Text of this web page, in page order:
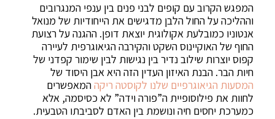
המפגש הקרוב עם קופים לבני פנים בין ענפי המנגרובים
וההליכה על החול הלבן מדגישים את הייחודיות של מנואל
אנטוניו כמובלעת אקולוגית יוצאת דופן. ההגנה על רצועת
החוף של האוקיינוס השקט והקירבה הגיאוגרפית לעיירה
קפוס יוצרות שילוב נדיר בין נגישות לבין שימור קפדני של
חיות הבר. הבנת האיזון העדין הזה היא אבן היסוד של
המסעות הגיאוגרפיים שלנו לקוסטה ריקההמאפשרים
לחוות את פילוסופיית ה”פורה וידה” לא כסיסמה, אלא
כמערכת יחסים חיה ונושמת בין האדם לסביבתו הטבעית.